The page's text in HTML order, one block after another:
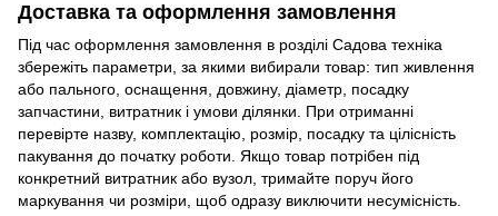
Доставка та оформлення замовлення
Під час оформлення замовлення в розділі Садова техніка
збережіть параметри, за якими вибирали товар: тип живлення
або пального, оснащення, довжину, діаметр, посадку
запчастини, витратник і умови ділянки. При отриманні
перевірте назву, комплектацію, розмір, посадку та цілісність
пакування до початку роботи. Якщо товар потрібен під
конкретний витратник або вузол, тримайте поруч його
маркування чи розміри, щоб одразу виключити несумісність.